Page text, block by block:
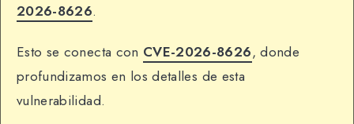
2026-8626.
Esto se conecta con CVE-2026-8626, donde
profundizamos en los detalles de esta
vulnerabilidad.